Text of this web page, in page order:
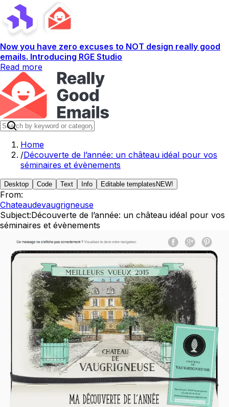
Now you have zero excuses to NOT design really good
emails. Introducing RGE Studio
Read more
Home
/Découverte de l’année: un château idéal pour vos
séminaires et évènements
Desktop Code Text Info Editable templates NEW!
From:
Chateaudevaugrigneuse
Subject:Découverte de l’année: un château idéal pour vos
séminaires et évènements